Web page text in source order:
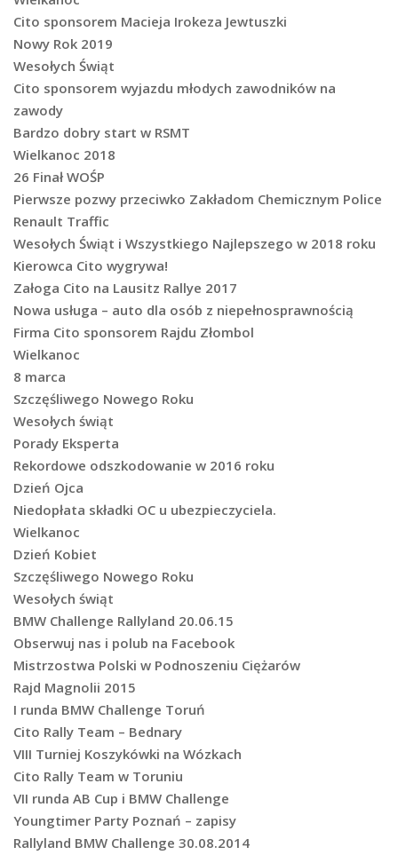
Cito sponsorem Macieja Irokeza Jewtuszki
Nowy Rok 2019
Wesołych Świąt
Cito sponsorem wyjazdu młodych zawodników na
zawody
Bardzo dobry start w RSMT
Wielkanoc 2018
26 Finał WOŚP
Pierwsze pozwy przeciwko Zakładom Chemicznym Police
Renault Traffic
Wesołych Świąt i Wszystkiego Najlepszego w 2018 roku
Kierowca Cito wygrywa!
Załoga Cito na Lausitz Rallye 2017
Nowa usługa – auto dla osób z niepełnosprawnością
Firma Cito sponsorem Rajdu Złombol
Wielkanoc
8 marca
Szczęśliwego Nowego Roku
Wesołych świąt
Porady Eksperta
Rekordowe odszkodowanie w 2016 roku
Dzień Ojca
Niedopłata składki OC u ubezpieczyciela.
Wielkanoc
Dzień Kobiet
Szczęśliwego Nowego Roku
Wesołych świąt
BMW Challenge Rallyland 20.06.15
Obserwuj nas i polub na Facebook
Mistrzostwa Polski w Podnoszeniu Ciężarów
Rajd Magnolii 2015
I runda BMW Challenge Toruń
Cito Rally Team – Bednary
VIII Turniej Koszykówki na Wózkach
Cito Rally Team w Toruniu
VII runda AB Cup i BMW Challenge
Youngtimer Party Poznań – zapisy
Rallyland BMW Challenge 30.08.2014